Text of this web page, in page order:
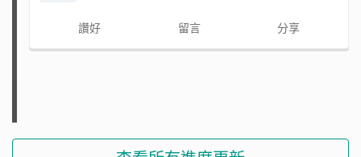
讚好 留言 分享